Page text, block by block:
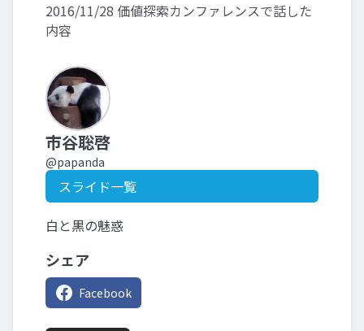
2016/11/28 価値探索カンファレンスで話した
内容
市谷聡啓
@papanda
スライド一覧
白と黒の魅惑
シェア
Facebook